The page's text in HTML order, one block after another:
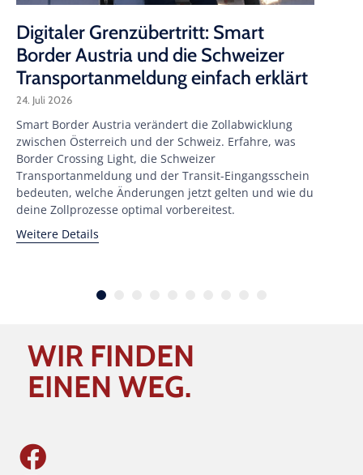
Digitaler Grenzübertritt: Smart
Border Austria und die Schweizer
Transportanmeldung einfach erklärt
24. Juli 2026
Smart Border Austria verändert die Zollabwicklung
zwischen Österreich und der Schweiz. Erfahre, was
Border Crossing Light, die Schweizer
Transportanmeldung und der Transit-Eingangsschein
bedeuten, welche Änderungen jetzt gelten und wie du
deine Zollprozesse optimal vorbereitest.
Weitere Details
WIR FINDEN
EINEN WEG.